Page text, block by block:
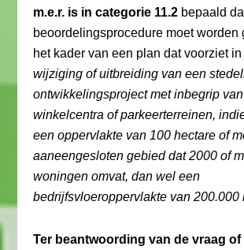
m.e.r. is in categorie 11.2 bepaald
beoordelingsprocedure moet worden
het kader van een plan dat voorziet
wijziging of uitbreiding van een
ontwikkelingsproject met inbegrip
winkelcentra of parkeerterreinen,
een oppervlakte van 100 hectare of
aaneengesloten gebied dat 2000 of
woningen omvat, dan wel een
bedrijfsvloeroppervlakte van 200.000
Ter beantwoording van de vraag of